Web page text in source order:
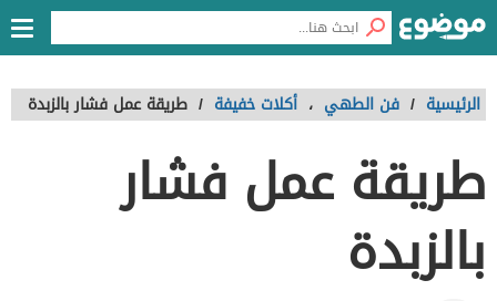
الرئيسية / فن الطهي ، أكلات خفيفة / طريقة عمل فشار بالزبدة
طريقة عمل فشار
بالزبدة